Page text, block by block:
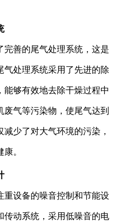
完善的尾气处理系统，这是
气处理系统采用了先进的除
够有效地去除干燥过程中
气等污染物，使尾气达到
少了对大气环境的污染，
。
重设备的噪音控制和节能设
传动系统，采用低噪音的电